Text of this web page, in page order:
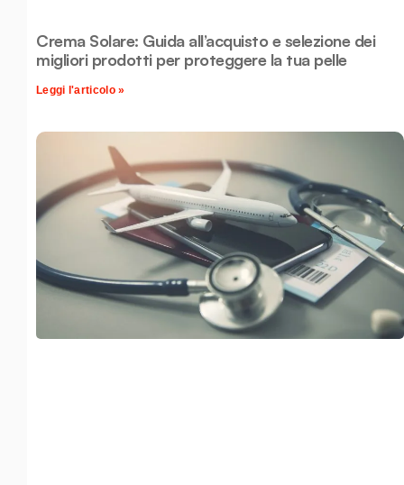
Crema Solare: Guida all’acquisto e selezione dei
migliori prodotti per proteggere la tua pelle
Leggi l'articolo »